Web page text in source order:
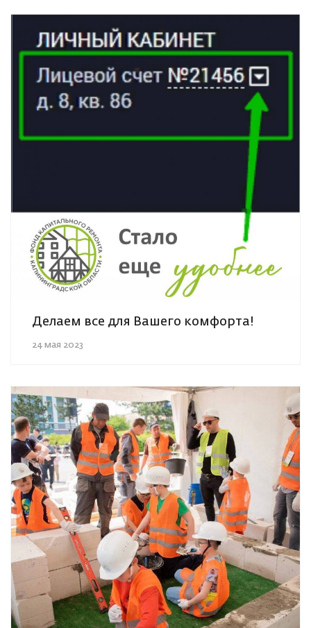
Делаем все для Вашего комфорта!
24 мая 2023